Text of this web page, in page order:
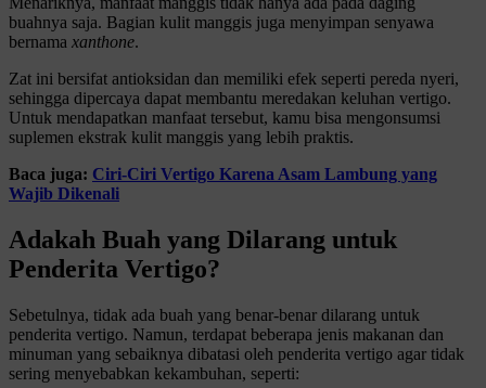
buahnya saja. Bagian kulit manggis juga menyimpan senyawa
bernama xanthone.
Zat ini bersifat antioksidan dan memiliki efek seperti pereda nyeri,
sehingga dipercaya dapat membantu meredakan keluhan vertigo.
Untuk mendapatkan manfaat tersebut, kamu bisa mengonsumsi
suplemen ekstrak kulit manggis yang lebih praktis.
Baca juga: Ciri-Ciri Vertigo Karena Asam Lambung yang
Wajib Dikenali
Adakah Buah yang Dilarang untuk
Penderita Vertigo?
Sebetulnya, tidak ada buah yang benar-benar dilarang untuk
penderita vertigo. Namun, terdapat beberapa jenis makanan dan
minuman yang sebaiknya dibatasi oleh penderita vertigo agar tidak
sering menyebabkan kekambuhan, seperti: